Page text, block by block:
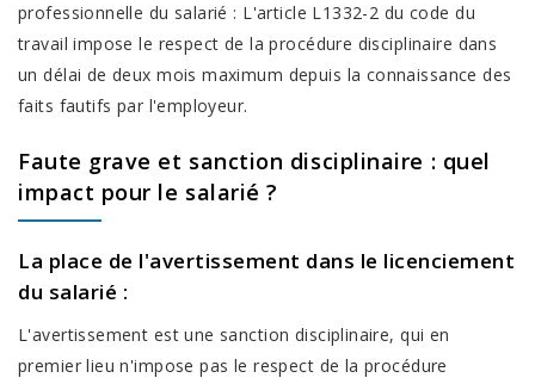
professionnelle du salarié : L'article L1332-2 du code du
travail impose le respect de la procédure disciplinaire dans
un délai de deux mois maximum depuis la connaissance des
faits fautifs par l'employeur.
Faute grave et sanction disciplinaire : quel
impact pour le salarié ?
La place de l'avertissement dans le licenciement
du salarié :
L'avertissement est une sanction disciplinaire, qui en
premier lieu n'impose pas le respect de la procédure